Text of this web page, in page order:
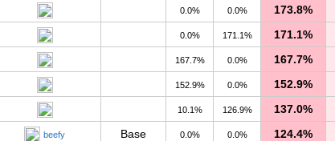
0.0% 0.0% 173.8%
0.0% 171.1% 171.1%
167.7% 0.0% 167.7%
152.9% 0.0% 152.9%
10.1% 126.9% 137.0%
beefy Base 0.0% 0.0% 124.4%